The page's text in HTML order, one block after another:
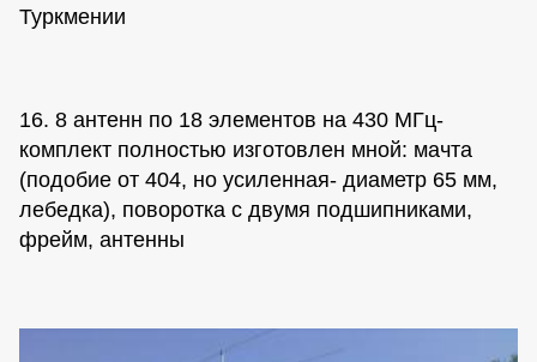
Туркмении
16. 8 антенн по 18 элементов на 430 МГц-
комплект полностью изготовлен мной: мачта
(подобие от 404, но усиленная- диаметр 65 мм,
лебедка), поворотка с двумя подшипниками,
фрейм, антенны